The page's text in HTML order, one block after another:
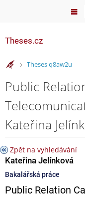
Theses.cz
>
Theses q8aw2u
Public
Kateřina
Zpět na vyhledávání
Kateřina Jelínková
Bakalářská práce
Public Relation